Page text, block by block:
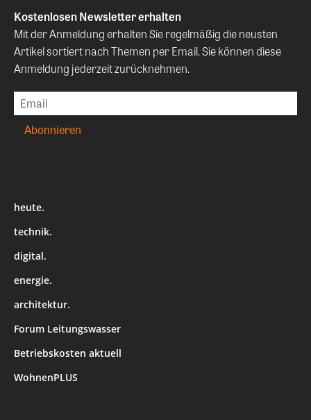
Kostenlosen Newsletter erhalten
Mit der Anmeldung erhalten Sie regelmäßig die neusten
Artikel sortiert nach Themen per Email. Sie können diese
Anmeldung jederzeit zurücknehmen.
heute.
technik.
digital.
energie.
architektur.
Forum Leitungswasser
Betriebskosten aktuell
WohnenPLUS